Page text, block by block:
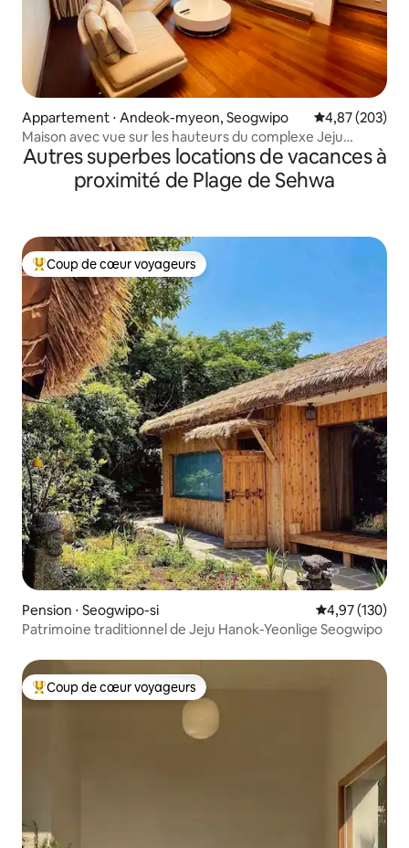
Appartement ⋅ Andeok-myeon, Seogwipo Évaluation
4,87 (203)
Maison avec vue sur les hauteurs du complexe Jeju
Shinhwa World
#RestaurantNoeul#Saebyeoloreum#Sanbangsan
Autres superbes locations de vacances à
proximité de Plage de Sehwa
Coups de cœur voyageurs les plus appréciés
Coup de cœur voyageurs
Pension ⋅ Seogwipo-si Évaluation
4,97 (130)
Patrimoine traditionnel de Jeju Hanok-Yeonlige Seogwipo
Coups de cœur voyageurs les plus appréciés
Coup de cœur voyageurs